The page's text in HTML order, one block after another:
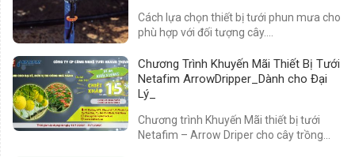
Cách lựa chọn thiết bị tưới phun mưa cho
phù hợp với đối tượng cây....
Chương Trình Khuyến Mãi Thiết Bị Tưới
Netafim ArrowDripper_Dành cho Đại
Lý_
Chương trình Khuyến Mãi thiết bị tưới
Netafim – Arrow Driper cho cây trồng